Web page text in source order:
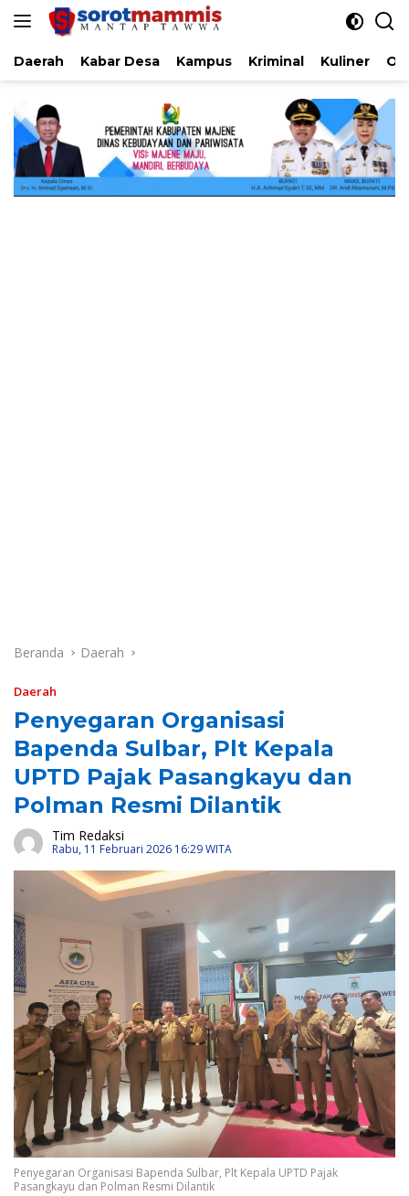
Langsung
Daerah Kabar Desa Kampus Kriminal Kuliner
Beranda Daerah
Daerah
Penyegaran Organisasi
Bapenda Sulbar, Plt Kepala
UPTD Pajak Pasangkayu dan
Polman Resmi Dilantik
Tim Redaksi
Rabu, 11 Februari 2026 16:29 WITA
Penyegaran Organisasi Bapenda Sulbar, Plt Kepala UPTD Pajak
Pasangkayu dan Polman Resmi Dilantik